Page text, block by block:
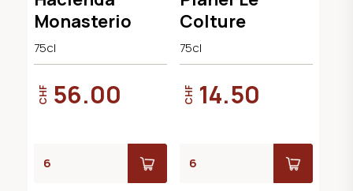
Monasterio
75cl
CHF 56.00
Colture
75cl
CHF 14.50